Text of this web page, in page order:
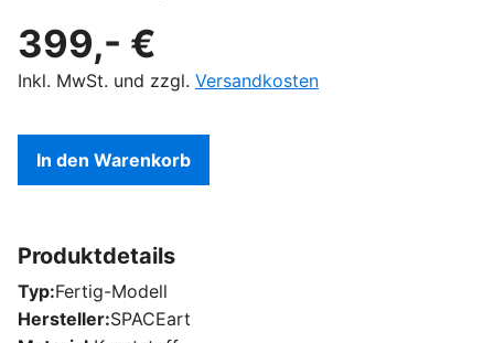
399,- €
Inkl. MwSt. und zzgl. Versandkosten
In den Warenkorb
Produktdetails
Typ Fertig-Modell
Hersteller SPACEart